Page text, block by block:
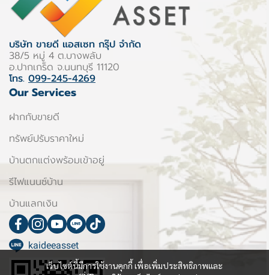
เว็บไซต์นี้มีการใช้งานคุกกี้ เพื่อเพิ่มประสิทธิภาพและ
บริษัท ขายดี แอสเซท กรุ๊ป จำกัด
38/5 หมู่ 4 ต.บางพลับ
อ.ปากเกร็ด จ.นนทบุรี 11120
โทร. 099-245-4269
Our Services
ฝากกับขายดี
ทรัพย์ปรับราคาใหม่
บ้านตกแต่งพร้อมเข้าอยู่
รีไฟแนนซ์บ้าน
บ้านแลกเงิน
kaideeasset